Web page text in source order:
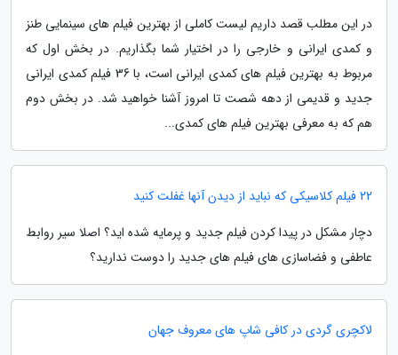
در این مطلب قصد داریم لیست کاملی از بهترین فیلم های سینمایی طنز
و کمدی ایرانی و خارجی را در اختیار شما بگذاریم. در بخش اول که
مربوط به بهترین فیلم های کمدی ایرانی است، با 36 فیلم کمدی ایرانی
جدید و قدیمی از دهه شصت تا امروز آشنا خواهید شد. در بخش دوم
هم که به معرفی بهترین فیلم های کمدی...
22 فیلم کلاسیکی که نباید از دیدن آنها غفلت کنید
دچار مشکل در پیدا کردن فیلم جدید و پرمایه شده اید؟ اصلا سیر روابط
عاطفی و فضاسازی های فیلم های جدید را دوست ندارید؟
لاکچری گردی در کافی شاپ های معروف جهان